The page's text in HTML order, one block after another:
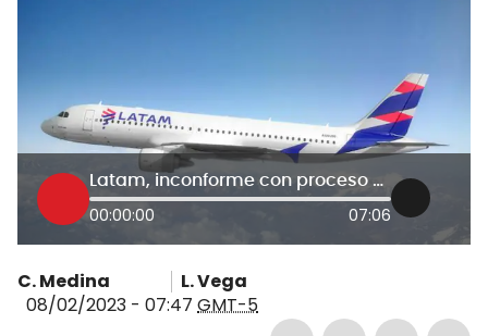
Latam, inconforme con proceso de unión de Avianca y Viva como tercera interesada
00:00:00 07:06
C. Medina
L. Vega
08/02/2023 - 07:47 GMT-5